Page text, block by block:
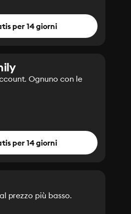
per 14 giorni
Ognuno con le
per 14 giorni
prezzo più basso.